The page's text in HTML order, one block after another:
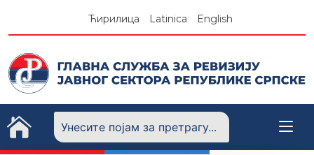
Ћирилица Latinica English